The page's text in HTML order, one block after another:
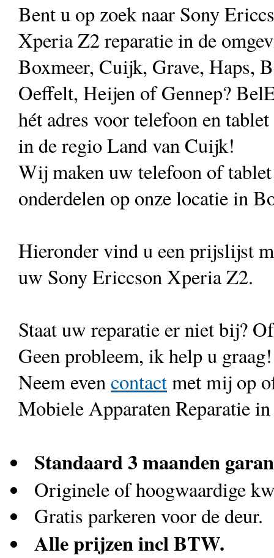
Bent u op zoek naar Sony
Xperia Z2 reparatie in de
Boxmeer, Cuijk, Grave, Haps,
Oeffelt, Heijen of Gennep?
hét adres voor telefoon en
in de regio Land van Cuijk!
Wij maken uw telefoon of
onderdelen op onze locatie in
Hieronder vind u een prijslijst
uw Sony Ericcson Xperia Z2.
Staat uw reparatie er niet bij?
Geen probleem, ik help u graag!
Neem evencontactmet mij op
Mobiele Apparaten Reparatie
Standaard 3 maanden
Originele of hoogwaardige
Gratis parkeren voor de deur.
Alle prijzen incl BTW.